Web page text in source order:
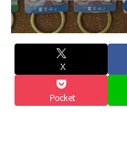
X
Pocket